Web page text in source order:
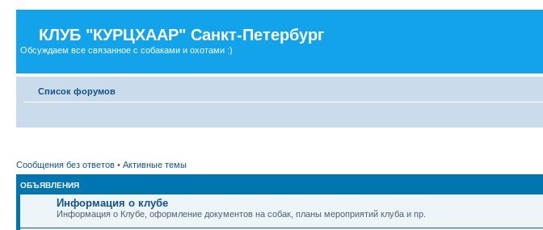
КЛУБ "КУРЦХААР" Санкт-Петербург
Обсуждаем все связанное с собаками и охотами :)
Список форумов
Сообщения без ответов • Активные темы
ОБЪЯВЛЕНИЯ
Информация о клубе
Информация о Клубе, оформление документов на собак, планы мероприятий клуба и пр.